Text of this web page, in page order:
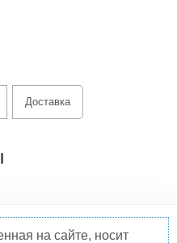
Доставка
на сайте, носит